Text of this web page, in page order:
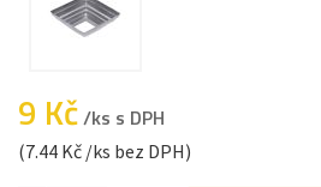
9 Kč/ks s DPH
(7.44 Kč /ks bez DPH)